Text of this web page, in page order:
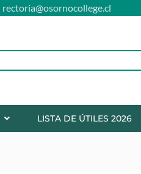
rectoria@osornocollege.cl
LISTA DE ÚTILES 2026